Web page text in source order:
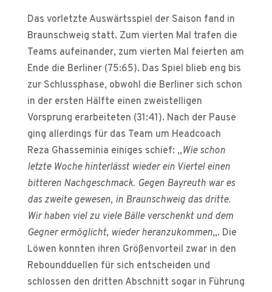
Das vorletzte Auswärtsspiel der Saison fand in
Braunschweig statt. Zum vierten Mal trafen die
Teams aufeinander, zum vierten Mal feierten am
Ende die Berliner (75:65). Das Spiel blieb eng bis
zur Schlussphase, obwohl die Berliner sich schon
in der ersten Hälfte einen zweistelligen
Vorsprung erarbeiteten (31:41). Nach der Pause
ging allerdings für das Team um Headcoach
Reza Ghasseminia einiges schief: „Wie schon
letzte Woche hinterlässt wieder ein Viertel einen
bitteren Nachgeschmack. Gegen Bayreuth war es
das zweite gewesen, in Braunschweig das dritte.
Wir haben viel zu viele Bälle verschenkt und dem
Gegner ermöglicht, wieder heranzukommen„. Die
Löwen konnten ihren Größenvorteil zwar in den
Reboundduellen für sich entscheiden und
schlossen den dritten Abschnitt sogar in Führung